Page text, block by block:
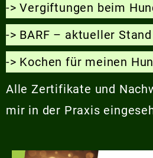
-> Vergiftungen beim
-> BARF – aktueller
-> Kochen für meinen
Alle Zertifikate und
mir in der Praxis